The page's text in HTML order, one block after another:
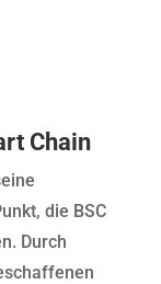
Chain
die BSC
Durch